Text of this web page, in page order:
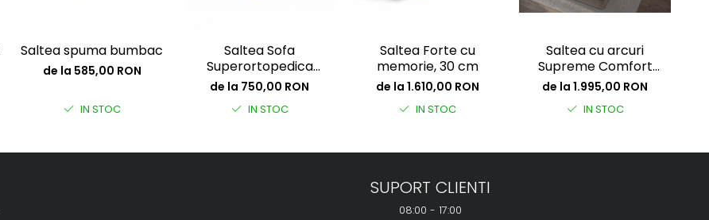
Saltea spuma bumbac
de la 585,00 RON
IN STOC
Saltea Sofa
Superortopedica
Bumbac 24 cm
de la 750,00 RON
IN STOC
Saltea Forte cu
memorie, 30 cm
de la 1.610,00 RON
IN STOC
Saltea cu arcuri
Supreme Comfort
Pocket Multilayer,
inaltime 30 cm,
fermitate medie
de la 1.995,00 RON
IN STOC
SUPORT CLIENTI
08:00 - 17:00